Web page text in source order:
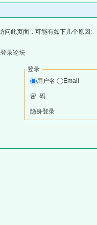
问此页面，可能有如下几个原因:
录论坛
登录
用户名
Email
密 码
隐身登录